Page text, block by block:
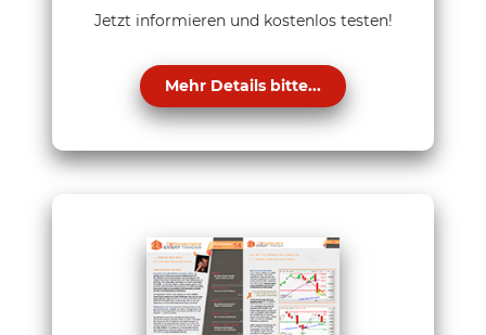
Jetzt informieren und kostenlos testen!
Mehr Details bitte...